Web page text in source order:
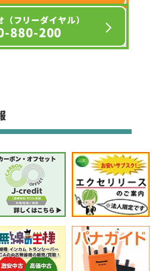
フリーダイヤル）
880-200